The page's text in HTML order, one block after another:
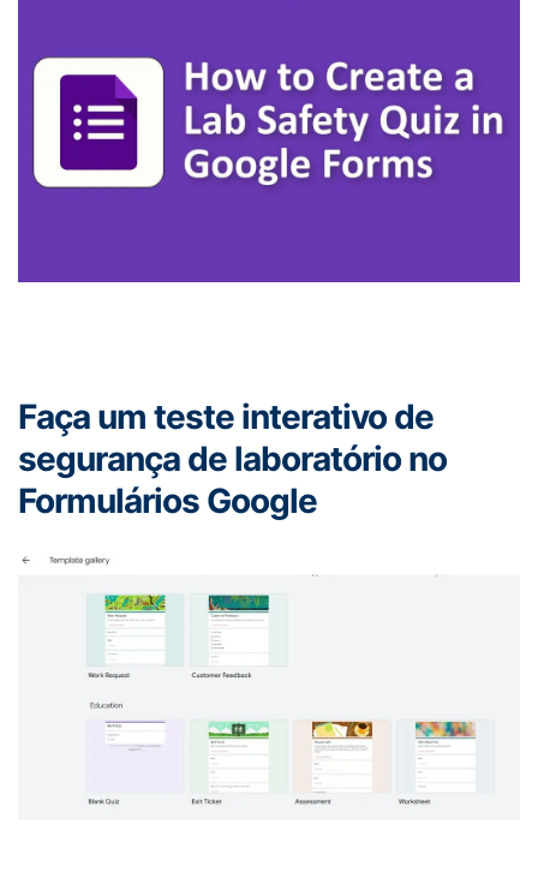
Faça um teste interativo de
segurança de laboratório no
Formulários Google